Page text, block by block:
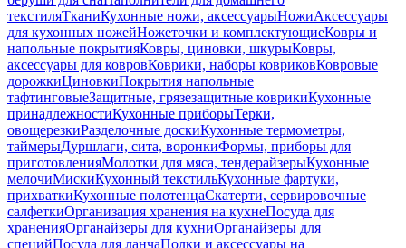
текстиляТканиКухонные ножи, аксессуарыНожиАксессуары
для кухонных ножейНожеточки и комплектующиеКовры и
напольные покрытияКовры, циновки, шкурыКовры,
аксессуары для ковровКоврики, наборы ковриковКовровые
дорожкиЦиновкиПокрытия напольные
тафтинговыеЗащитные, грязезащитные коврикиКухонные
принадлежностиКухонные приборыТерки,
овощерезкиРазделочные доскиКухонные термометры,
таймерыДуршлаги, сита, воронкиФормы, приборы для
приготовленияМолотки для мяса, тендерайзерыКухонные
мелочиМискиКухонный текстильКухонные фартуки,
прихваткиКухонные полотенцаСкатерти, сервировочные
салфеткиОрганизация хранения на кухнеПосуда для
храненияОрганайзеры для кухниОрганайзеры для
специйПосуда для ланчаПолки и аксессуары на